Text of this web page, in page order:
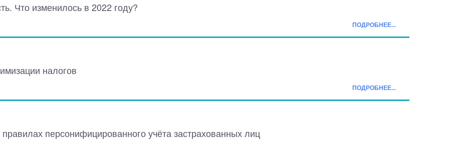
Что изменилось в 2022 году?
ПОДРОБНЕЕ...
налогов
ПОДРОБНЕЕ...
персонифицированного учёта застрахованных лиц